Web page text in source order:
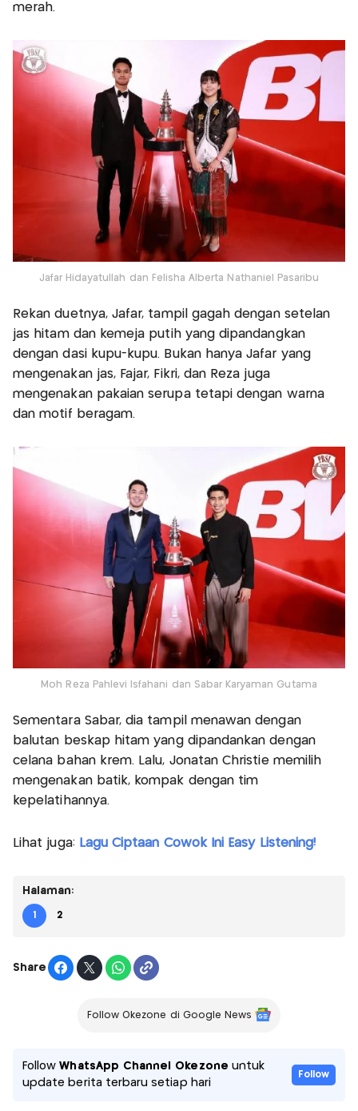
merah.
Jafar Hidayatullah dan Felisha Alberta Nathaniel Pasaribu
Rekan duetnya, Jafar, tampil gagah dengan setelan
jas hitam dan kemeja putih yang dipandangkan
dengan dasi kupu-kupu. Bukan hanya Jafar yang
mengenakan jas, Fajar, Fikri, dan Reza juga
mengenakan pakaian serupa tetapi dengan warna
dan motif beragam.
Moh Reza Pahlevi Isfahani dan Sabar Karyaman Gutama
Sementara Sabar, dia tampil menawan dengan
balutan beskap hitam yang dipandankan dengan
celana bahan krem. Lalu, Jonatan Christie memilih
mengenakan batik, kompak dengan tim
kepelatihannya.
Lihat juga: Lagu Ciptaan Cowok Ini Easy Listening!
Halaman:
1 2
Share
Follow Okezone di Google News
FollowWhatsApp Channel Okezone untuk
update berita terbaru setiap hari
Follow